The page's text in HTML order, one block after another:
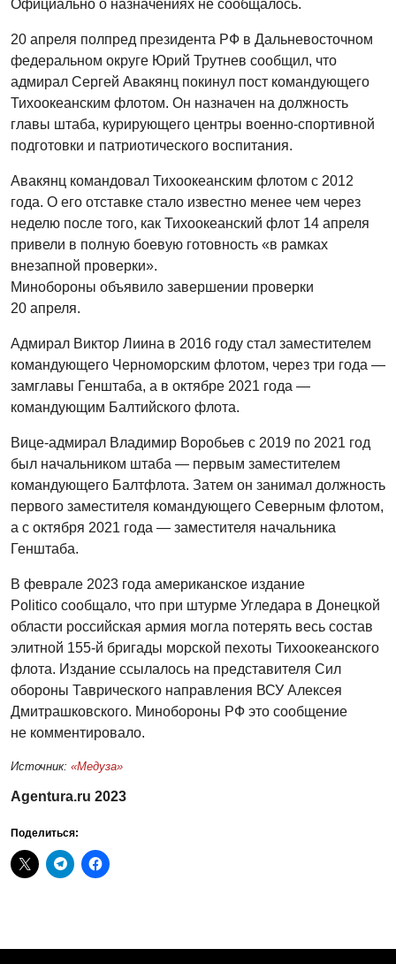
Официально о назначениях не сообщалось.
20 апреля полпред президента РФ в Дальневосточном
федеральном округе Юрий Трутнев сообщил, что
адмирал Сергей Авакянц покинул пост командующего
Тихоокеанским флотом. Он назначен на должность
главы штаба, курирующего центры военно-спортивной
подготовки и патриотического воспитания.
Авакянц командовал Тихоокеанским флотом с 2012
года. О его отставке стало известно менее чем через
неделю после того, как Тихоокеанский флот 14 апреля
привели в полную боевую готовность «в рамках
внезапной проверки».
Минобороны объявило завершении проверки
20 апреля.
Адмирал Виктор Лиина в 2016 году стал заместителем
командующего Черноморским флотом, через три года —
замглавы Генштаба, а в октябре 2021 года —
командующим Балтийского флота.
Вице-адмирал Владимир Воробьев с 2019 по 2021 год
был начальником штаба — первым заместителем
командующего Балтфлота. Затем он занимал должность
первого заместителя командующего Северным флотом,
а с октября 2021 года — заместителя начальника
Генштаба.
В феврале 2023 года американское издание
Politico сообщало, что при штурме Угледара в Донецкой
области российская армия могла потерять весь состав
элитной 155-й бригады морской пехоты Тихоокеанского
флота. Издание ссылалось на представителя Сил
обороны Таврического направления ВСУ Алексея
Дмитрашковского. Минобороны РФ это сообщение
не комментировало.
Источник: «Медуза»
Agentura.ru 2023
Поделиться: